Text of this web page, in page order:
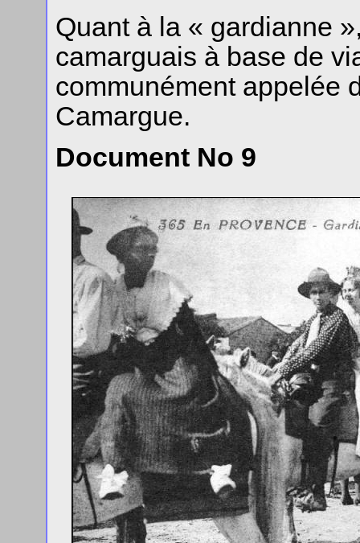
Quant à la « gardianne
camarguais à base de
communément appelée
Camargue.
Document No 9